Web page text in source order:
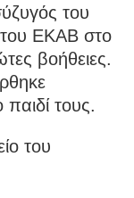
του
ΕΚΑΒ στο
βοήθειες.
παιδί τους.
του